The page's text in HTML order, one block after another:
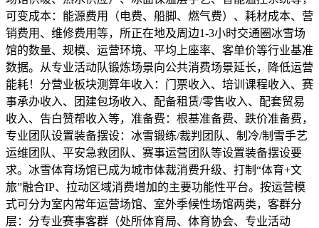
可变成本：能源费用（电费、船脚、燃气费）、耗材成本、营
销费用、维修费用等，所正在地及周边1-3小时交通圈冰雪场
馆的数量、规模、运营环境、平均上座率、客单价等行业基准
数据。从专业活动队锻炼场景向公共消费场景延长，降低运营
能耗！分营业板块测算年收入：门票收入、培训课程收入、赛
事承办收入、团建包场收入、配备租赁/零售收入、配套贸易
收入、告白赞帮收入等，准备费：根基准备费、跌价准备费，
专业团队设置装备摆设：冰雪锻练/裁判团队、制冷/制雪手艺
运维团队、平安急救团队、赛事运营团队等设置装备摆设要
求。冰雪体育场馆已成为城市体裁消费升级、打制“体育+文
旅”融合IP、拉动区域消费增加的主要功能性平台。按运营模
式可分为室内常年运营场馆、室外季候性场馆两类，客群分
层：分专业赛事客群（处所体育局、体育协会、专业活动